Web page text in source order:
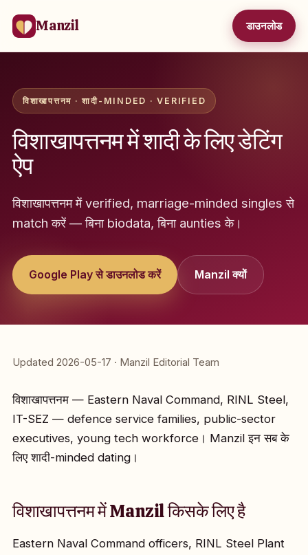
Manzil डाउनलोड
विशाखापत्तनम · शादी-MINDED · VERIFIED
विशाखापत्तनम में शादी के लिए डेटिंग
ऐप
विशाखापत्तनम में verified, marriage-minded singles से
match करें — बिना biodata, बिना aunties के।
Google Play से डाउनलोड करें Manzil क्यों
Updated 2026-05-17 · Manzil Editorial Team
विशाखापत्तनम — Eastern Naval Command, RINL Steel,
IT-SEZ — defence service families, public-sector
executives, young tech workforce। Manzil इन सब के
लिए शादी-minded dating।
विशाखापत्तनम में Manzil किसके लिए है
Eastern Naval Command officers, RINL Steel Plant